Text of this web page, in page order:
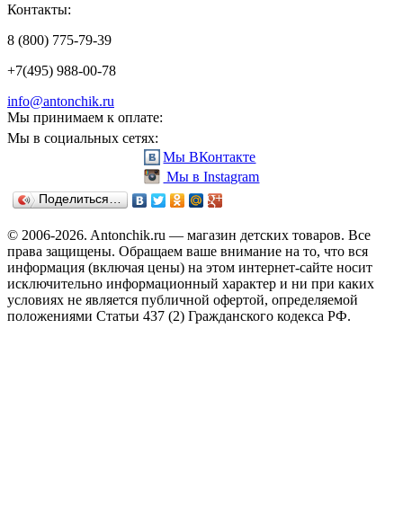
Контакты:
8 (800) 775-79-39
+7(495) 988-00-78
info@antonchik.ru
Мы принимаем к оплате:
Мы в социальных сетях:
Мы ВКонтакте
Мы в Instagram
Поделиться…
© 2006-2026. Antonchik.ru — магазин детских товаров. Все
права защищены. Обращаем ваше внимание на то, что вся
информация (включая цены) на этом интернет-сайте носит
исключительно информационный характер и ни при каких
условиях не является публичной офертой, определяемой
положениями Статьи 437 (2) Гражданского кодекса РФ.